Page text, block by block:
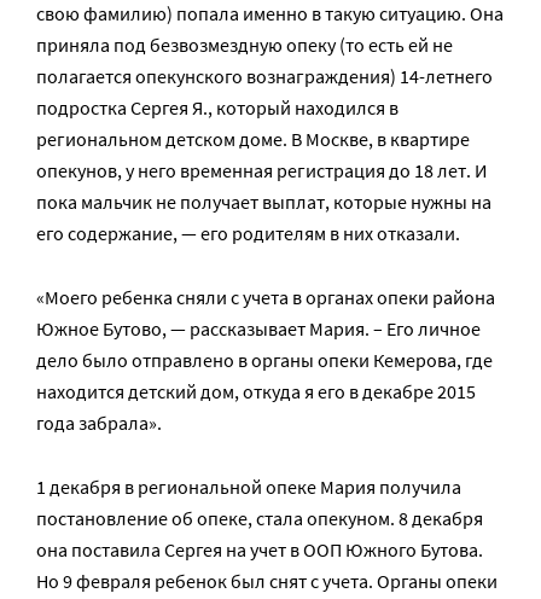
свою фамилию) попала именно в такую ситуацию. Она
приняла под безвозмездную опеку (то есть ей не
полагается опекунского вознаграждения) 14-летнего
подростка Сергея Я., который находился в
региональном детском доме. В Москве, в квартире
опекунов, у него временная регистрация до 18 лет. И
пока мальчик не получает выплат, которые нужны на
его содержание, — его родителям в них отказали.
«Моего ребенка сняли с учета в органах опеки района
Южное Бутово, — рассказывает Мария. – Его личное
дело было отправлено в органы опеки Кемерова, где
находится детский дом, откуда я его в декабре 2015
года забрала».
1 декабря в региональной опеке Мария получила
постановление об опеке, стала опекуном. 8 декабря
она поставила Сергея на учет в ООП Южного Бутова.
Но 9 февраля ребенок был снят с учета. Органы опеки